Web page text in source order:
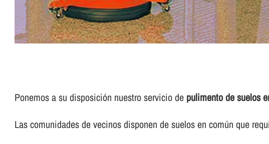
Ponemos a su disposición nuestro servicio de pulimento de suelos
Las comunidades de vecinos disponen de suelos en común que